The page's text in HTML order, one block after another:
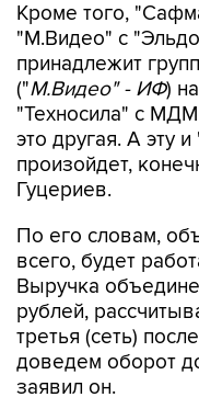
Кроме того,
"М.Видео" с
принадлежит
("М.Видео" - ИФ)
"Техносила" с
это другая. А эту
произойдет,
Гуцериев.
По его словам,
всего, будет
Выручка
рублей,
третья (сеть)
доведем оборот
заявил он.